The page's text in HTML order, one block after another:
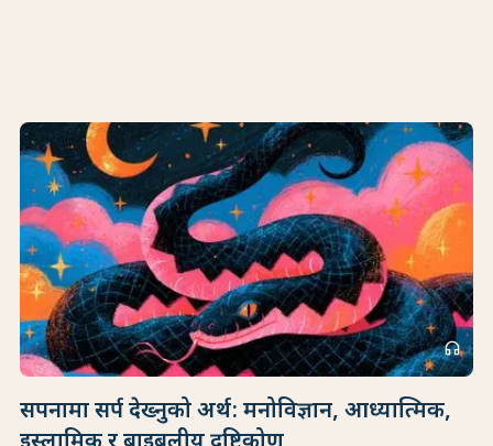
headphones
सपनामा सर्प देख्नुको अर्थ: मनोविज्ञान, आध्यात्मिक,